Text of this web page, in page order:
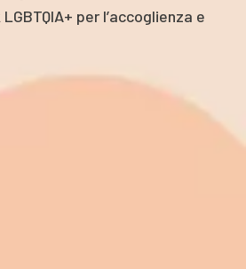
per l’accoglienza e